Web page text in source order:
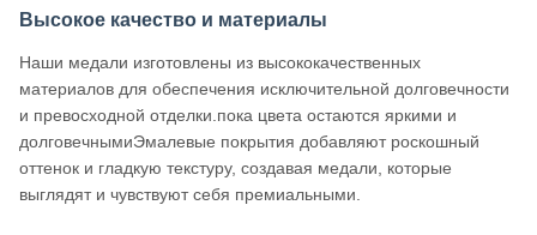
Высокое качество и материалы
Наши медали изготовлены из высококачественных
материалов для обеспечения исключительной долговечности
и превосходной отделки.пока цвета остаются яркими и
долговечнымиЭмалевые покрытия добавляют роскошный
оттенок и гладкую текстуру, создавая медали, которые
выглядят и чувствуют себя премиальными.